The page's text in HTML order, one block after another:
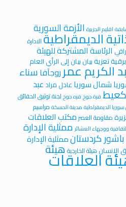
اقليم الجزيرة الأزمة السورية
الديمقراطيةالادارة
الرئاسة المشتركة للهيئة
برقية تعزيةبيان بيان إلى الرأي العامالكريم عمرروجآفاسناء
شمال سورياعادل مرادعبد
قرة جوخ قره جوخ لجنة توثيق الحقائق
الديمقراطية مدينة الحسكة مراسيم
مقاومة العصرمكتب العلاقات
ووجهاء العشائر ممثلية الإدارة
كردستانممثلية الإدارة
هيئة الخارجية هيئة
العلاقات